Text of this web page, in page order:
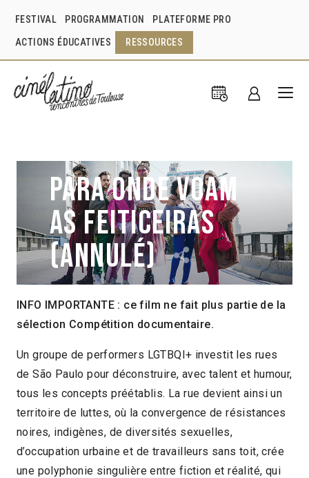
FESTIVAL PROGRAMMATION PLATEFORME PRO
ACTIONS ÉDUCATIVES RESSOURCES
Para onde voam
as feiticeiras
(annulé)
Beto Amaral Carla Caffé Eliane Caffé
Brésil
2020 > Compétition Long-métrage
documentaire
INFO IMPORTANTE : ce film ne fait plus partie de la
sélection Compétition documentaire.
Un groupe de performers LGTBQI+ investit les rues
de São Paulo pour déconstruire, avec talent et humour,
tous les concepts préétablis. La rue devient ainsi un
territoire de luttes, où la convergence de résistances
noires, indigènes, de diversités sexuelles,
d’occupation urbaine et de travailleurs sans toit, crée
une polyphonie singulière entre fiction et réalité, qui